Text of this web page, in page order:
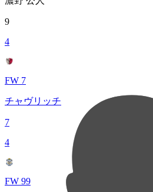
9
4
FW 7
チャヴリッチ
7
4
FW 99